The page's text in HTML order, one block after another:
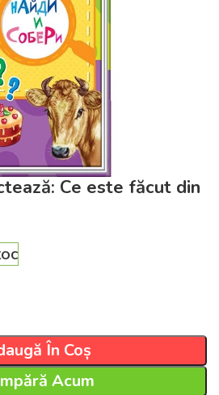
mări
Ce este făcut din
În Coș
Acum